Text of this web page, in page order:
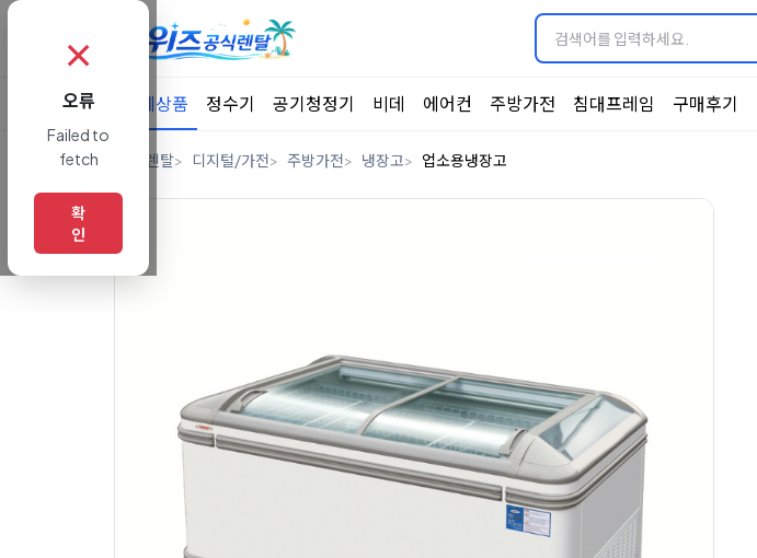
전체상품 정수기 공기청정기 비데 에어컨 주방가전 침대프레임 구매후기
렌탈 디지털/가전 주방가전 냉장고 업소용냉장고
✗
오류
Failed to
fetch
확
인